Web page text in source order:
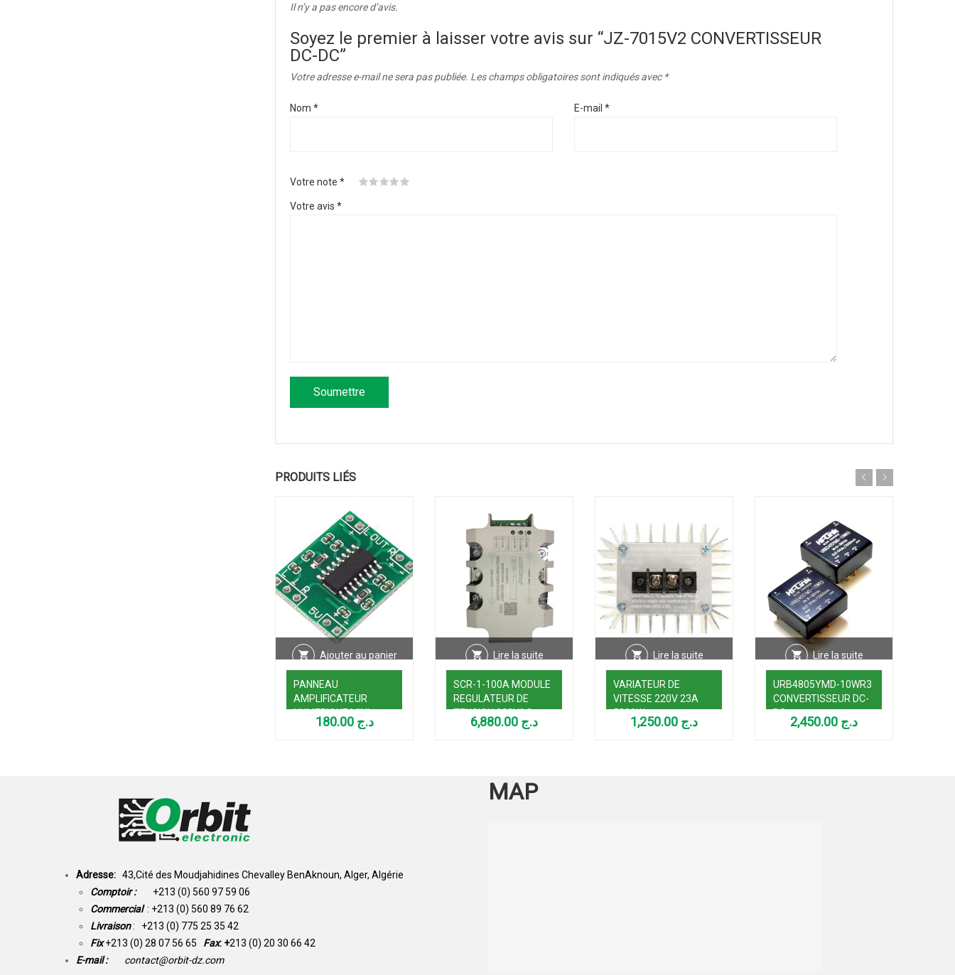
Il n’y a pas encore d’avis.
Soyez le premier à laisser votre avis sur “JZ-7015V2 CONVERTISSEUR
DC-DC”
Votre adresse e-mail ne sera pas publiée. Les champs obligatoires sont indiqués avec *
Nom * E-mail *
Votre note *
Votre avis *
PRODUITS LIÉS
Ajouter au panier
PANNEAU
AMPLIFICATEUR
NUMERIQUE MINI
2*3W CN8403 د.ج 180.00
Lire la suite
SCR-1-100A MODULE
REGULATEUR DE
TENSION 220VAC
100A
د.ج
Lire la suite
VARIATEUR DE
VITESSE 220V 23A
5000W
د.ج
Lire la suite
URB4805YMD-10WR3
CONVERTISSEUR DC-
DC
د.ج
Adresse: 43,Cité des Moudjahidines Chevalley BenAknoun, Alger, Algérie
Comptoir : +213 (0) 560 97 59 06
Commercial : +213 (0) 560 89 76 62
Livraison: +213 (0) 775 25 35 42
Fix +213 (0) 28 07 56 65 Fax: +213 (0) 20 30 66 42
E-mail :
contact@orbit-dz.com
MAP